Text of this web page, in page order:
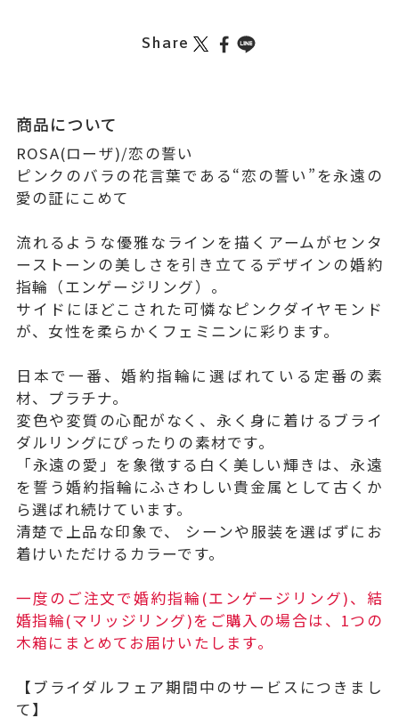
Share
商品について
ROSA(ローザ)/恋の誓い
ピンクのバラの花言葉である“恋の誓い”を永遠の
愛の証にこめて
流れるような優雅なラインを描くアームがセンタ
ーストーンの美しさを引き立てるデザインの婚約
指輪（エンゲージリング）。
サイドにほどこされた可憐なピンクダイヤモンド
が、女性を柔らかくフェミニンに彩ります。
日本で一番、婚約指輪に選ばれている定番の素
材、プラチナ。
変色や変質の心配がなく、永く身に着けるブライ
ダルリングにぴったりの素材です。
「永遠の愛」を象徴する白く美しい輝きは、永遠
を誓う婚約指輪にふさわしい貴金属として古くか
ら選ばれ続けています。
清楚で上品な印象で、 シーンや服装を選ばずにお
着けいただけるカラーです。
一度のご注文で婚約指輪(エンゲージリング)、結
婚指輪(マリッジリング)をご購入の場合は、1つの
木箱にまとめてお届けいたします。
【ブライダルフェア期間中のサービスにつきまし
て】